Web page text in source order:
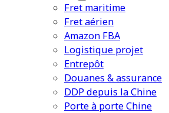
Fret maritime
Fret aérien
Amazon FBA
Logistique projet
Entrepôt
Douanes & assurance
DDP depuis la Chine
Porte à porte Chine